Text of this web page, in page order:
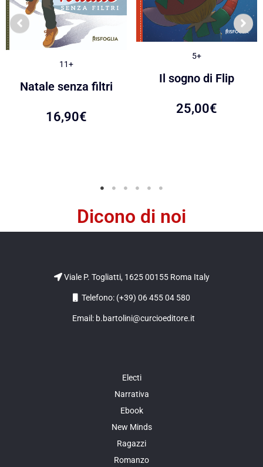
11+
Natale senza filtri
16,90€
5+
Il sogno di Flip
25,00€
Dicono di noi
Viale P. Togliatti, 1625 00155 Roma Italy
Telefono: (+39) 06 455 04 580
Email: b.bartolini@curcioeditore.it
Electi
Narrativa
Ebook
New Minds
Ragazzi
Romanzo